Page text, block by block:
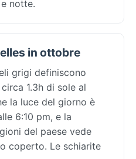
notte.
in ottobre
grigi definiscono
1.3h di sole al
la luce del giorno è
6:10 pm, e la
del paese vede
coperto. Le schiarite